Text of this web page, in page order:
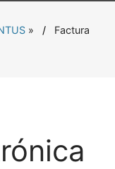
»
Factura